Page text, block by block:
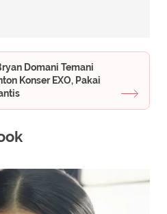
Domani Temani
Konser EXO, Pakai